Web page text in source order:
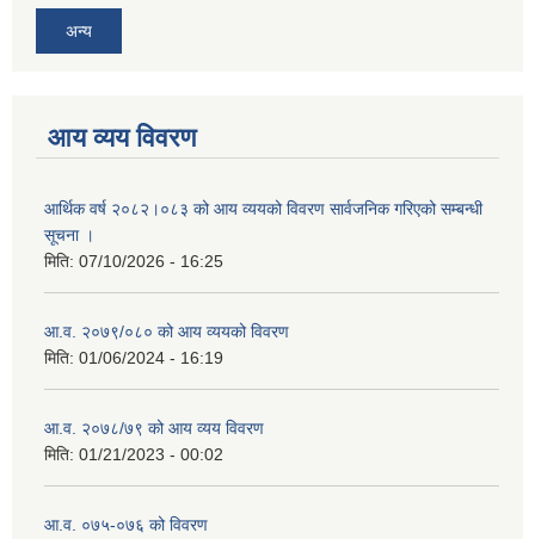
अन्य
आय व्यय विवरण
आर्थिक वर्ष २०८२।०८३ को आय व्ययको विवरण सार्वजनिक गरिएको सम्बन्धी
सूचना ।
मिति: 07/10/2026 - 16:25
आ.व. २०७९/०८० को आय व्ययको विवरण
मिति: 01/06/2024 - 16:19
आ.व. २०७८/७९ को आय व्यय विवरण
मिति: 01/21/2023 - 00:02
आ.व. ०७५-०७६ को विवरण